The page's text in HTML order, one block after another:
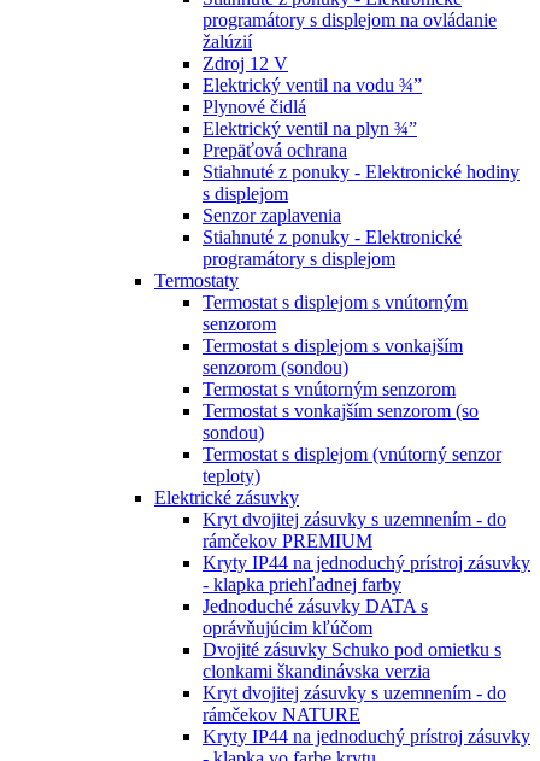
programátory s displejom na ovládanie
žalúzií
Zdroj 12 V
Elektrický ventil na vodu ¾”
Plynové čidlá
Elektrický ventil na plyn ¾”
Prepäťová ochrana
Stiahnuté z ponuky - Elektronické hodiny
s displejom
Senzor zaplavenia
Stiahnuté z ponuky - Elektronické
programátory s displejom
Termostaty
Termostat s displejom s vnútorným
senzorom
Termostat s displejom s vonkajším
senzorom (sondou)
Termostat s vnútorným senzorom
Termostat s vonkajším senzorom (so
sondou)
Termostat s displejom (vnútorný senzor
teploty)
Elektrické zásuvky
Kryt dvojitej zásuvky s uzemnením - do
rámčekov PREMIUM
Kryty IP44 na jednoduchý prístroj zásuvky
- klapka priehľadnej farby
Jednoduché zásuvky DATA s
oprávňujúcim kľúčom
Dvojité zásuvky Schuko pod omietku s
clonkami škandinávska verzia
Kryt dvojitej zásuvky s uzemnením - do
rámčekov NATURE
Kryty IP44 na jednoduchý prístroj zásuvky